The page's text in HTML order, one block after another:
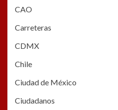
CAO
Carreteras
CDMX
Chile
Ciudad de México
Ciudadanos